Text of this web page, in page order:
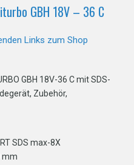
GBH 18V – 36 C
Links zum Shop
GBH 18V-36 C mit SDS-
Zubehör,
SDS max-8X
mm